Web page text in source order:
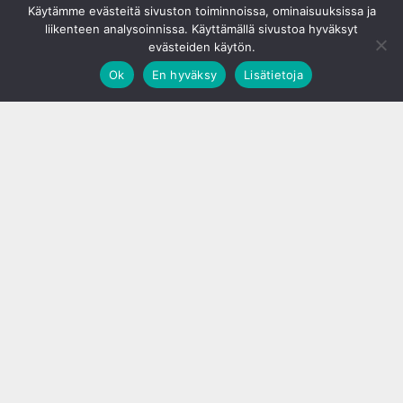
Käytämme evästeitä sivuston toiminnoissa, ominaisuuksissa ja
liikenteen analysoinnissa. Käyttämällä sivustoa hyväksyt
evästeiden käytön.
Ok
En hyväksy Lisätietoja